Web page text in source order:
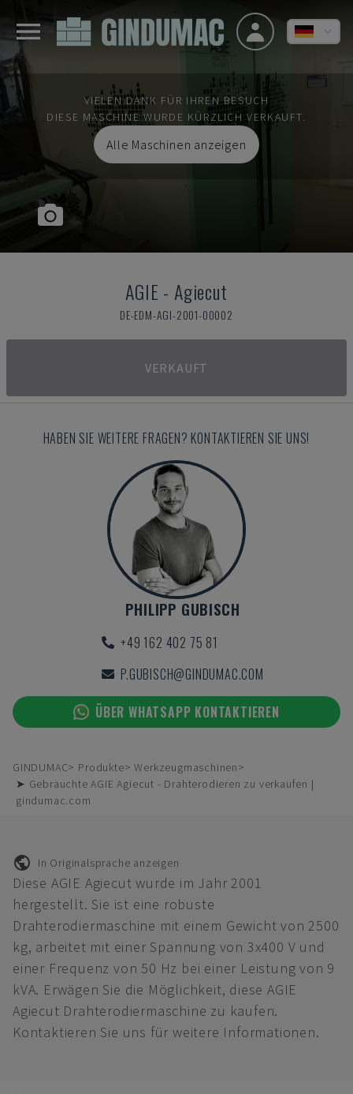
VIELEN DANK FÜR IHREN BESUCH
DIESE MASCHINE WURDE KÜRZLICH VERKAUFT.
Alle Maschinen anzeigen
AGIE - Agiecut
DE-EDM-AGI-2001-00002
VERKAUFT
HABEN SIE WEITERE FRAGEN? KONTAKTIEREN SIE UNS!
PHILIPP GUBISCH
+49 162 402 75 81
P.GUBISCH@GINDUMAC.COM
ÜBER WHATSAPP KONTAKTIEREN
GINDUMAC Produkte
Werkzeugmaschinen
➤ Gebrauchte AGIE Agiecut - Drahterodieren zu verkaufen |
gindumac.com
In Originalsprache anzeigen
Diese AGIE Agiecut wurde im Jahr 2001
hergestellt. Sie ist eine robuste
Drahterodiermaschine mit einem Gewicht von 2500
kg, arbeitet mit einer Spannung von 3x400 V und
einer Frequenz von 50 Hz bei einer Leistung von 9
kVA. Erwägen Sie die Möglichkeit, diese AGIE
Agiecut Drahterodiermaschine zu kaufen.
Kontaktieren Sie uns für weitere Informationen.